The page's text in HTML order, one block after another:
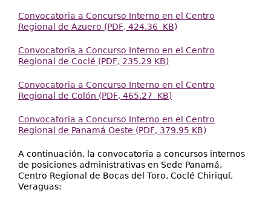
Convocatoria a Concurso Interno en el Centro
Regional de Azuero (PDF, 424.36 KB)
Convocatoria a Concurso Interno en el Centro
Regional de Coclé (PDF, 235.29 KB)
Convocatoria a Concurso Interno en el Centro
Regional de Colón (PDF, 465.27 KB)
Convocatoria a Concurso Interno en el Centro
Regional de Panamá Oeste (PDF, 379.95 KB)
A continuación, la convocatoria a concursos internos
de posiciones administrativas en Sede Panamá,
Centro Regional de Bocas del Toro, Coclé Chiriquí,
Veraguas: